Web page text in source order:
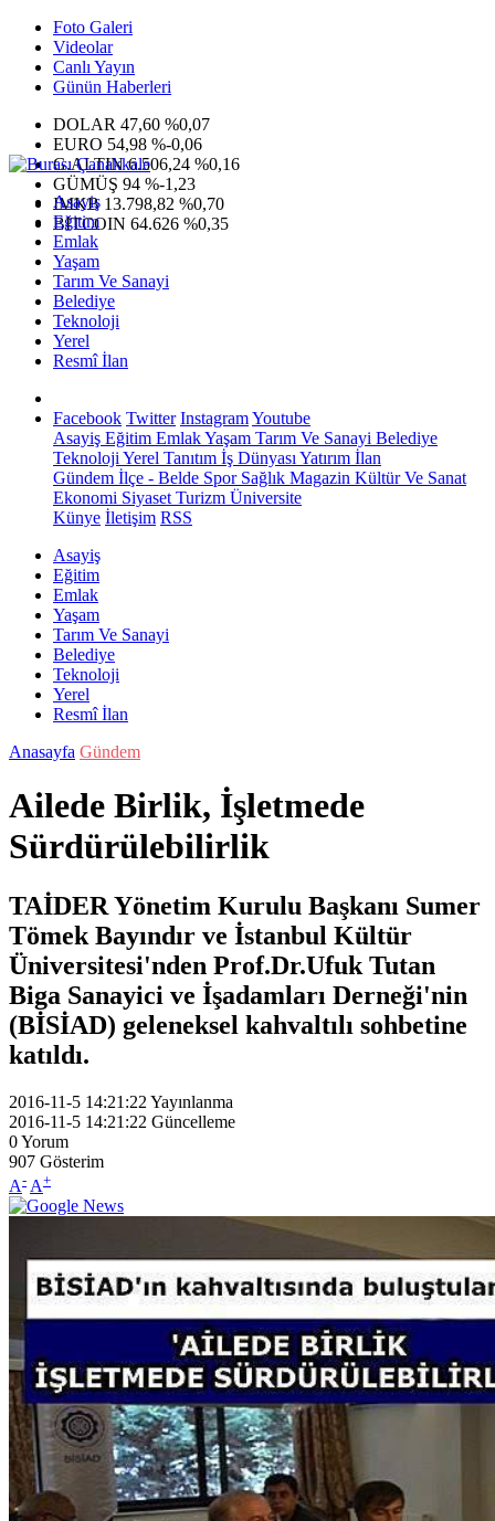
Foto Galeri
Videolar
Canlı Yayın
Günün Haberleri
DOLAR 47,60 %0,07
EURO 54,98 %-0,06
G.ALTIN6.506,24 %0,16
GÜMÜŞ 94 %-1,23
IMKB 13.798,82 %0,70
BITCOIN 64.626 %0,35
Asayiş
Eğitim
Emlak
Yaşam
Tarım Ve Sanayi
Belediye
Teknoloji
Yerel
Resmî İlan
Facebook Twitter InstagramYoutube
Asayiş Eğitim EmlakYaşam Tarım Ve Sanayi Belediye
Teknoloji Yerel Tanıtım İş Dünyası Yatırım İlan
Gündem İlçe - Belde SporSağlık Magazin Kültür Ve Sanat
Ekonomi Siyaset Turizm Üniversite
Künye İletişim RSS
Asayiş
Eğitim
Emlak
Yaşam
Tarım Ve Sanayi
Belediye
Teknoloji
Yerel
Resmî İlan
Anasayfa Gündem
Ailede Birlik, İşletmede
Sürdürülebilirlik
TAİDER Yönetim Kurulu Başkanı Sumer
Tömek Bayındır ve İstanbul Kültür
Üniversitesi'nden Prof.Dr.Ufuk Tutan
Biga Sanayici ve İşadamları Derneği'nin
(BİSİAD) geleneksel kahvaltılı sohbetine
katıldı.
2016-11-5 14:21:22 Yayınlanma
2016-11-5 14:21:22 Güncelleme
0Yorum
907 Gösterim
A- A+